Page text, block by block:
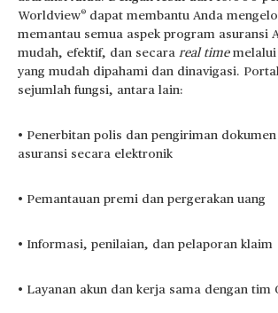
Worldview® dapat membantu Anda
memantau semua aspek program asuransi
mudah, efektif, dan secara real timemelalui
yang mudah dipahami dan dinavigasi.
sejumlah fungsi, antara lain:
• Penerbitan polis dan pengiriman
asuransi secara elektronik
• Pemantauan premi dan pergerakan uang
• Informasi, penilaian, dan pelaporan klaim
• Layanan akun dan kerja sama dengan tim